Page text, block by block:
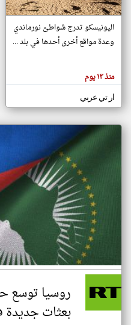
هنا عن
وجهة
كاتبيها.
اليونيسكو تدرج شواطئ نورماندي
وعدة مواقع أخرى أحدها في بلد ...
منذ ١٣ يوم
ار تي عربي
روسيا توسع
بعثات جديدة في 4 دول